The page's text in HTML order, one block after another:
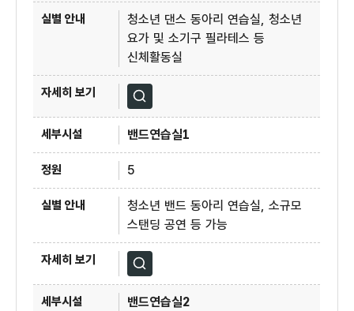
청소년 댄스 동아리 연습실, 청소년
요가 및 소기구 필라테스 등
신체활동실
자세히보기
밴드연습실1
5
청소년 밴드 동아리 연습실, 소규모
스탠딩 공연 등 가능
자세히보기
밴드연습실2